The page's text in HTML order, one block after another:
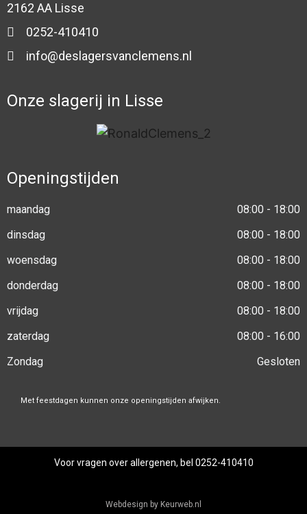
2162 AA Lisse
0252-410410
info@deslagersvanclemens.nl
Onze slagerij in Lisse
Openingstijden
maandag
08:00 - 18:00
dinsdag
08:00 - 18:00
woensdag
08:00 - 18:00
donderdag
08:00 - 18:00
vrijdag
08:00 - 18:00
zaterdag
08:00 - 16:00
Zondag
Gesloten
Met feestdagen kunnen onze openingstijden afwijken.
Voor vragen over allergenen, bel 0252-410410
Webdesign by Keurweb.nl